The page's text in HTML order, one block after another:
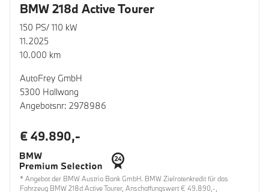
BMW 218d Active Tourer
150 PS/ 110 kW
11.2025
10.000 km
AutoFrey GmbH
5300 Hallwang
Angebotsnr: 2978986
€ 49.890,-
* Angebot der BMW Austria Bank GmbH. BMW Zielratenkredit für das
Fahrzeug BMW 218d Active Tourer, Anschaffungswert € 49.890,-,